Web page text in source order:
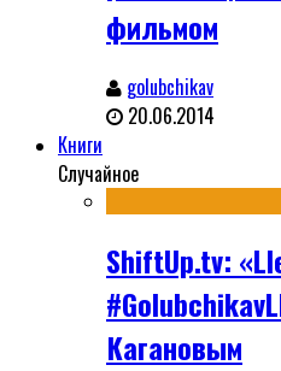
фильмом
golubchikav
20.06.2014
Книги
Случайное
ShiftUp.tv:
Кагановым